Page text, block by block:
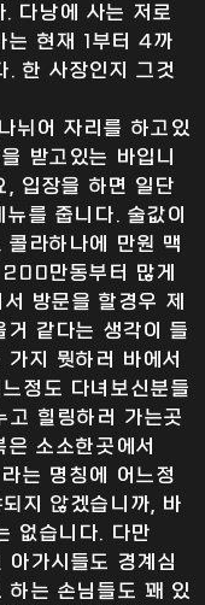
다낭에 사는 저로
는 현재 1부터 4까
한 사장인지 그것
뉘어 자리를 하고있
받고있는 바입니
, 입장을 하면 일단
를 줍니다. 술값이
라하나에 만원 맥
만동부터 많게
방문을 할경우 제
같다는 생각이 들
지 뭣하러 바에서
정도 다녀보신분들
고 힐링하러 가는곳
소소한곳에서
는 명칭에 어느정
지 않겠습니까, 바
없습니다. 다만
가시들도 경계심
하는 손님들도 꽤 있